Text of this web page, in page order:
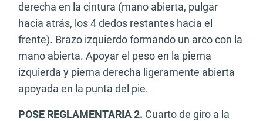
derecha en la cintura (mano abierta, pulgar
hacia atrás, los 4 dedos restantes hacia el
frente). Brazo izquierdo formando un arco con la
mano abierta. Apoyar el peso en la pierna
izquierda y pierna derecha ligeramente abierta
apoyada en la punta del pie.
POSE REGLAMENTARIA 2. Cuarto de giro a la